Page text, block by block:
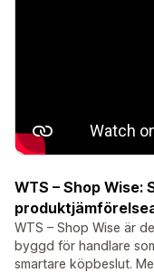
WTS – Shop Wise:
WTS – Shop Wise är
byggd för handlare
smartare köpbeslut.